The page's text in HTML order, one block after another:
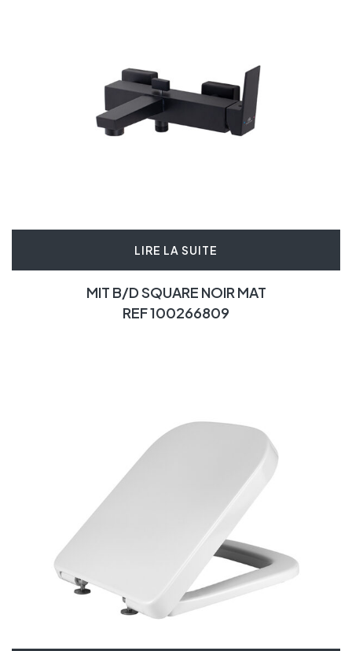
LIRE LA SUITE
MIT B/D SQUARE NOIR MAT
REF 100266809